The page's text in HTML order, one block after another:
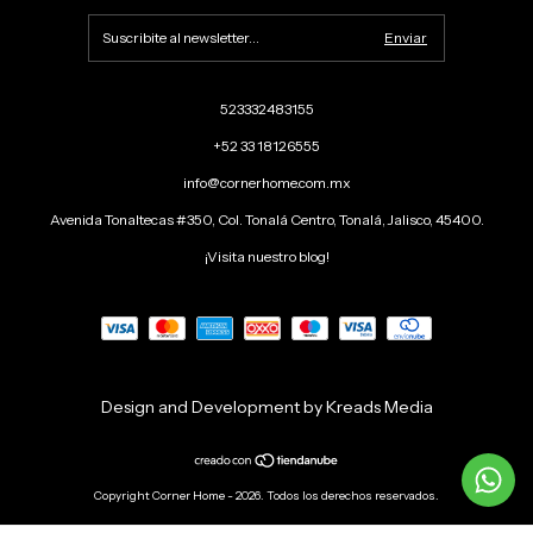
523332483155
+52 33 18126555
info@cornerhome.com.mx
Avenida Tonaltecas #350, Col. Tonalá Centro, Tonalá, Jalisco, 45400.
¡Visita nuestro blog!
Design and Development by Kreads Media
Copyright Corner Home - 2026. Todos los derechos reservados.